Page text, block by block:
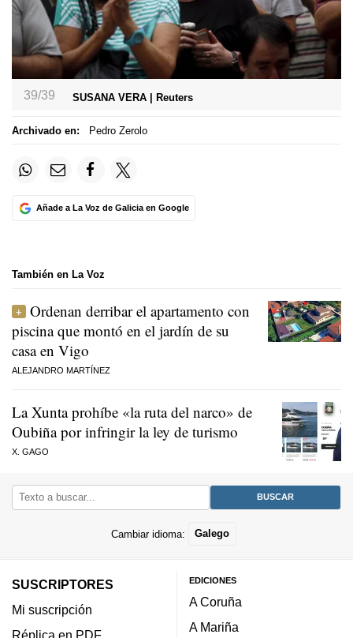
39/39 SUSANA VERA | Reuters
Archivado en: Pedro Zerolo
Añade a La Voz de Galicia en Google
También en La Voz
Ordenan derribar el apartamento con
piscina que montó en el jardín de su
casa en Vigo
ALEJANDRO MARTÍNEZ
La Xunta prohíbe «la ruta del narco» de
Oubiña por infringir la ley de turismo
X. GAGO
Cambiar idioma: Galego
SUSCRIPTORES
Mi suscripción
Réplica en PDF
EDICIONES
A Coruña
A Mariña